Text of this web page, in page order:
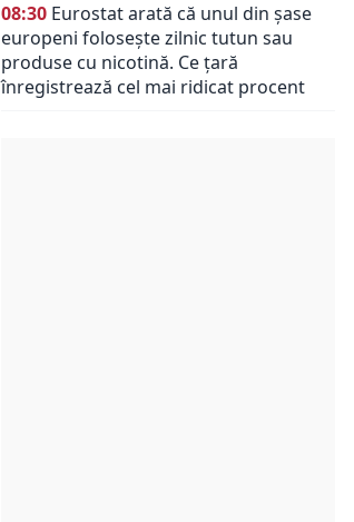
08:30 Eurostat arată că unul din șase
europeni folosește zilnic tutun sau
produse cu nicotină. Ce țară
înregistrează cel mai ridicat procent